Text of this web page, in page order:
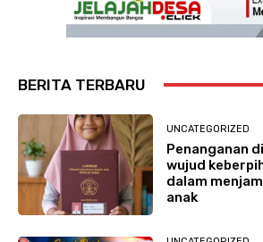
BERITA TERBARU
UNCATEGORIZED
Penanganan
wujud
dalam
anak